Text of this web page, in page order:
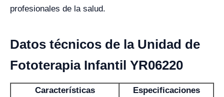
profesionales de la salud.
Datos técnicos de la Unidad de
Fototerapia Infantil YR06220
Características
Especificaciones